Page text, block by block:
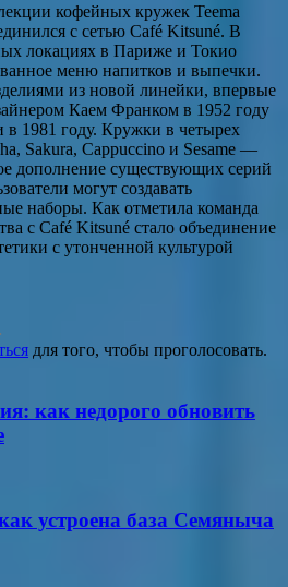
кофейных кружек Teema
с сетью Café Kitsuné. В
локациях в Париже и Токио
меню напитков и выпечки.
из новой линейки, впервые
Каем Франком в 1952 году
1981 году. Кружки в четырех
Sakura, Cappuccino и Sesame —
дополнение существующих серий
могут создавать
наборы. Как отметила команда
с Café Kitsuné стало объединение
с утонченной культурой
для того, чтобы проголосовать.
как недорого обновить
устроена база Семяныча